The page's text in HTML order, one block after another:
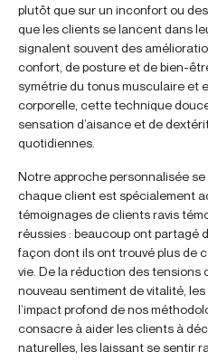
plutôt que sur un inconfort ou
que les clients se lancent dans
signalent souvent des
confort, de posture et de bien-
symétrie du tonus musculaire et
corporelle, cette technique
sensation d’aisance et de
quotidiennes.
Notre approche personnalisée
chaque client est spécialement
témoignages de clients ravis
réussies : beaucoup ont partagé
façon dont ils ont trouvé plus de
vie. De la réduction des tensions
nouveau sentiment de vitalité,
l’impact profond de nos
consacre à aider les clients à
naturelles, les laissant se sentir